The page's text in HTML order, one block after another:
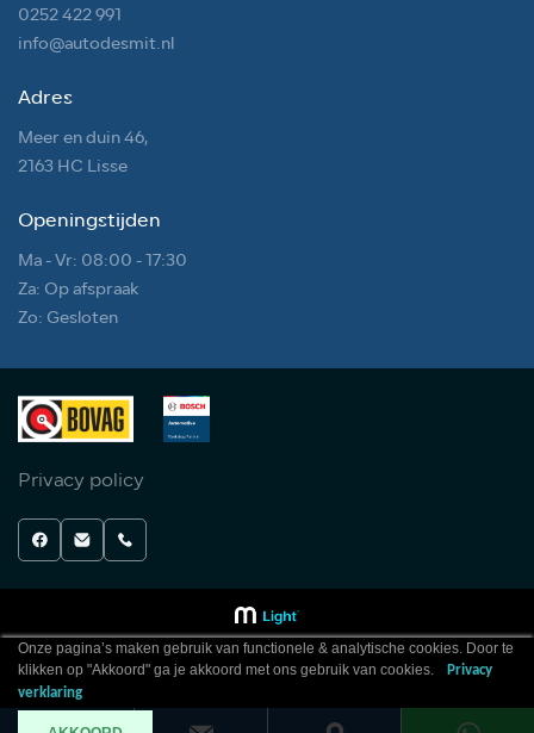
0252 422 991
info@autodesmit.nl
Adres
Meer en duin 46,
2163 HC Lisse
Openingstijden
Ma - Vr: 08:00 - 17:30
Za: Op afspraak
Zo: Gesloten
Privacy policy
Onze pagina’s maken gebruik van functionele & analytische cookies. Door te
klikken op "Akkoord" ga je akkoord met ons gebruik van cookies.
Privacy
verklaring